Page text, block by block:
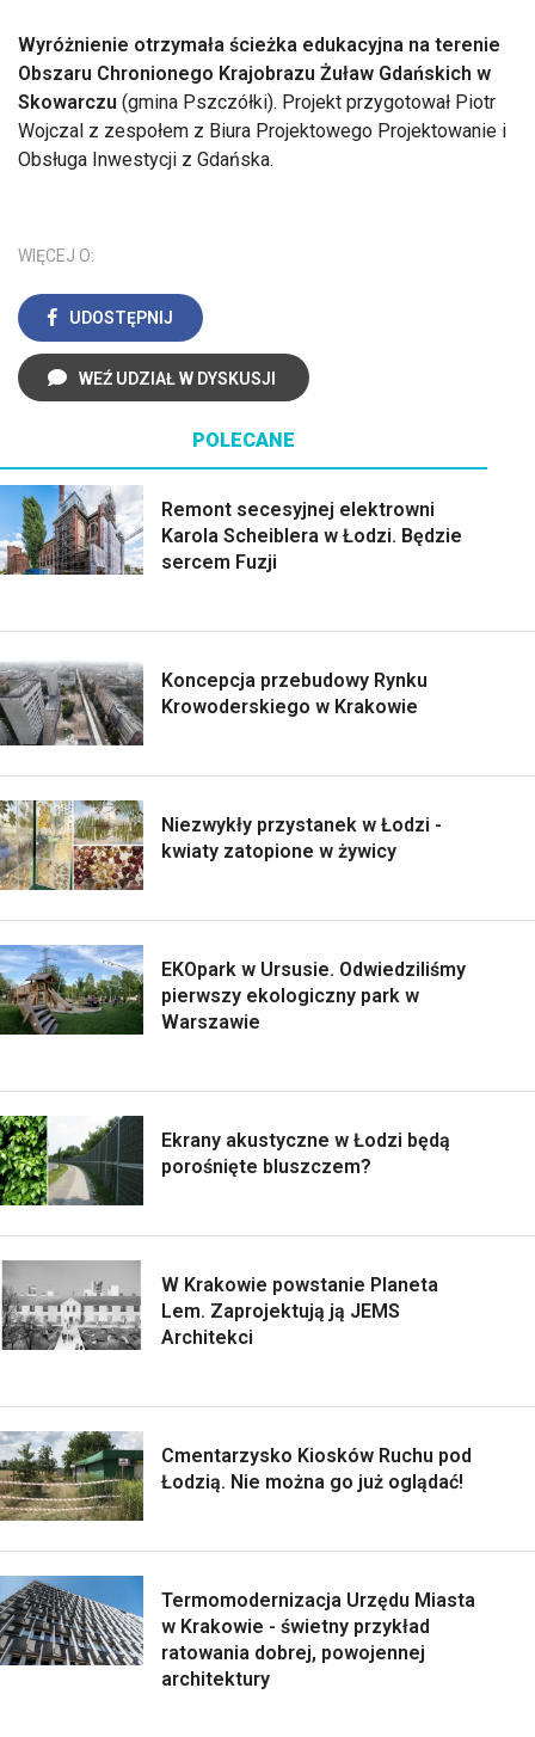
Wyróżnienie otrzymała ścieżka edukacyjna na terenie
Obszaru Chronionego Krajobrazu Żuław Gdańskich w
Skowarczu (gmina Pszczółki). Projekt przygotował Piotr
Wojczal z zespołem z Biura Projektowego Projektowanie i
Obsługa Inwestycji z Gdańska.
WIĘCEJ O:
UDOSTĘPNIJ
WEŹ UDZIAŁ W DYSKUSJI
POLECANE
Remont secesyjnej elektrowni
Karola Scheiblera w Łodzi. Będzie
sercem Fuzji
Koncepcja przebudowy Rynku
Krowoderskiego w Krakowie
Niezwykły przystanek w Łodzi -
kwiaty zatopione w żywicy
EKOpark w Ursusie. Odwiedziliśmy
pierwszy ekologiczny park w
Warszawie
Ekrany akustyczne w Łodzi będą
porośnięte bluszczem?
W Krakowie powstanie Planeta
Lem. Zaprojektują ją JEMS
Architekci
Cmentarzysko Kiosków Ruchu pod
Łodzią. Nie można go już oglądać!
Termomodernizacja Urzędu Miasta
w Krakowie - świetny przykład
ratowania dobrej, powojennej
architektury